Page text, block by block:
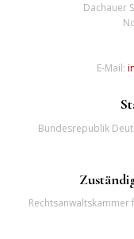
Dachauer
E-Mail:
Bundesrepublik